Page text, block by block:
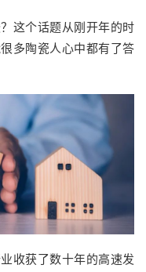
这个话题从刚开年的时
多陶瓷人心中都有了答
收获了数十年的高速发